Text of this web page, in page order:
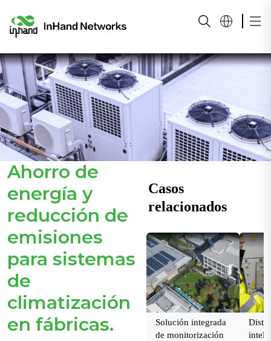
Ahorro de
energía y
reducción de
emisiones
para sistemas
de
climatización
en fábricas.
Casos
relacionados
Solución integrada
de monitorización